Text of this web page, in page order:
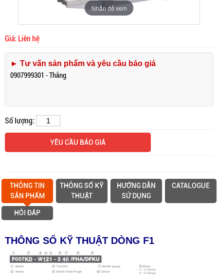
Nhấn để xem
Giá: Liên hệ
► Tư vấn sản phẩm và yêu cầu báo giá
0907999301 - Thắng
Số lượng:
YÊU CẦU BÁO GIÁ
THÔNG TIN
SẢN PHẨM
THÔNG SỐ KỸ
THUẬT
HƯỚNG DẪN
SỬ DỤNG
CATALOGUE
HỎI ĐÁP
THÔNG SỐ KỸ THUẬT DÒNG F1